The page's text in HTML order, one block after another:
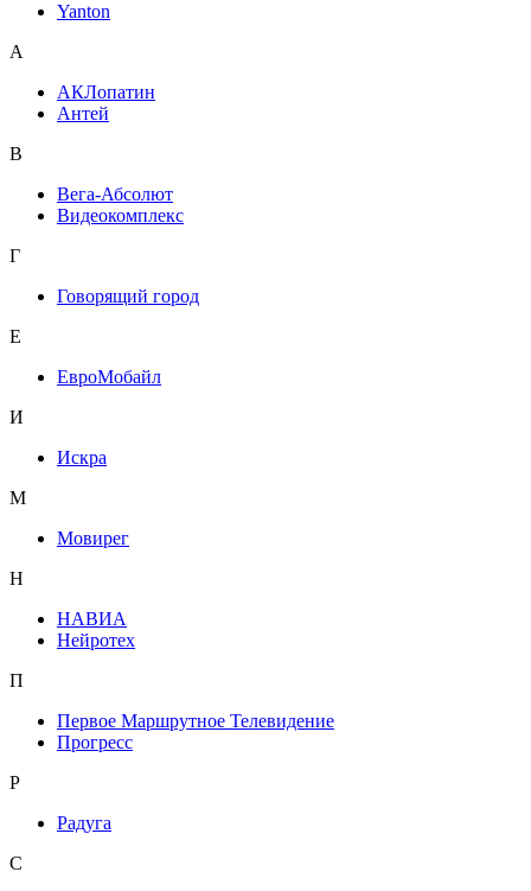
Yanton
А
АКЛопатин
Антей
В
Вега-Абсолют
Видеокомплекс
Г
Говорящий город
Е
ЕвроМобайл
И
Искра
М
Мовирег
Н
НАВИА
Нейротех
П
Первое Маршрутное Телевидение
Прогресс
Р
Радуга
С